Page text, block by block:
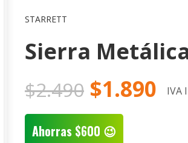
STARRETT
Sierra
$2.490 $1.890 IVA
Ahorras $600 😉